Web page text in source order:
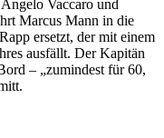
Vaccaro und
Marcus Mann in die
ersetzt, der mit einem
ausfällt. Der Kapitän
– „zumindest für 60,